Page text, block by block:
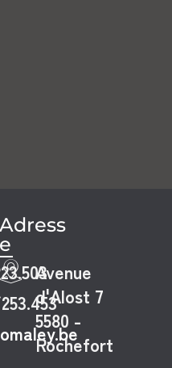
Adress
e
Avenue
d'Alost 7
5580 -
Rochefort